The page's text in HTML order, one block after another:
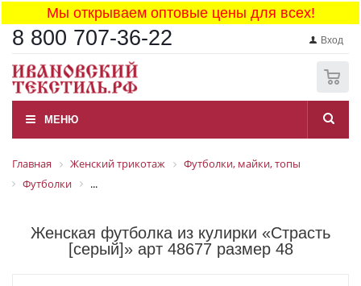
Мы открываем оптовые цены для всех!
8 800 707-36-22 Вход
МЕНЮ
Главная Женский трикотаж
Футболки, майки, топы
Футболки
...
Женская футболка из кулирки «Страсть
[серый]» арт 48677 размер 48